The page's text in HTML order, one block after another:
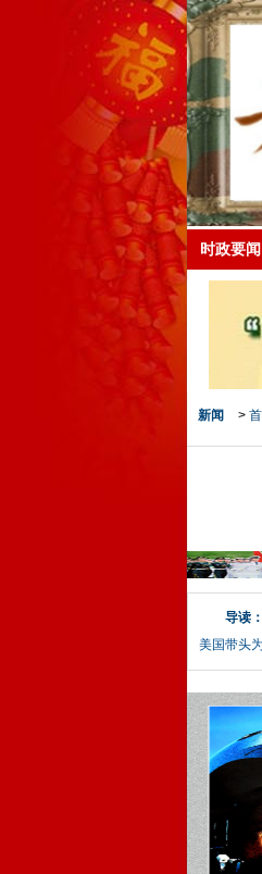
时政要闻
新闻 >
导读：
美国带头